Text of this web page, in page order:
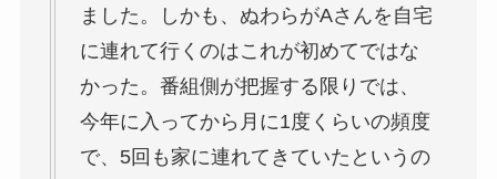
ました。しかも、ぬわらがAさんを自宅
に連れて行くのはこれが初めてではな
かった。番組側が把握する限りでは、
今年に入ってから月に1度くらいの頻度
で、5回も家に連れてきていたというの